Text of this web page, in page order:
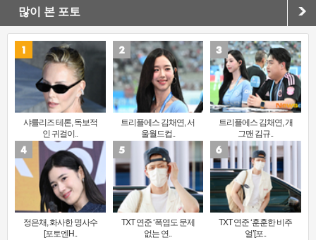
많이 본 포토
샤를리즈 테론, 독보적
인 귀걸이..
트리플에스 김채연, 서
울월드컵..
트리플에스 김채연, 개
그맨 김규..
정은채, 화사한 명사수
[포토엔H..
TXT 연준 ‘폭염도 문제
없는 연..
TXT 연준 ‘훈훈한 비주
얼’[포..